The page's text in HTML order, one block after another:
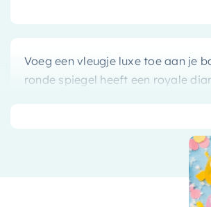
Voeg een vleugje luxe toe aan je
ronde spiegel heeft een royale
Verlichting waar je